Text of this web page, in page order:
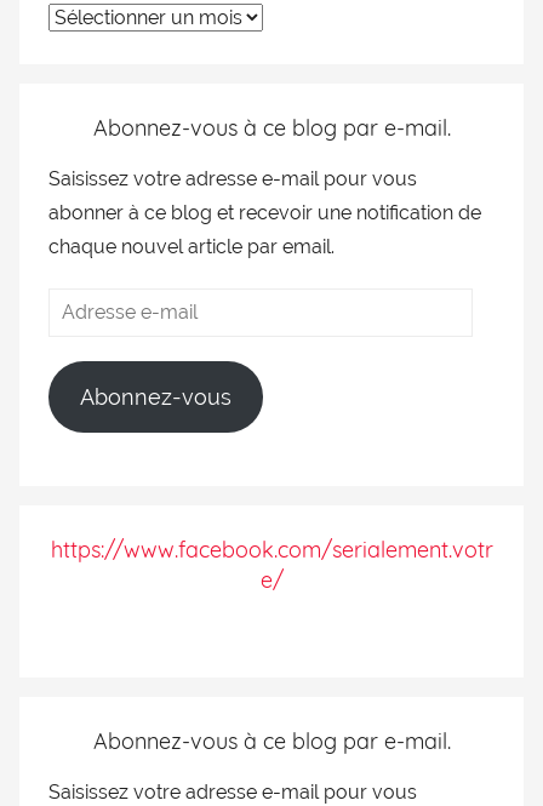
Abonnez-vous à ce blog par e-mail.
Saisissez votre adresse e-mail pour vous
abonner à ce blog et recevoir une notification de
chaque nouvel article par email.
Abonnez-vous
https://www.facebook.com/serialement.votr
e/
Abonnez-vous à ce blog par e-mail.
Saisissez votre adresse e-mail pour vous